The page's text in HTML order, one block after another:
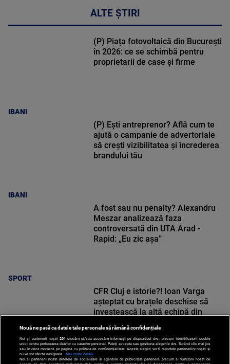
ALTE ȘTIRI
IBANI
(P) Piața fotovoltaică din București
în 2026: ce se schimbă pentru
proprietarii de case și firme
IBANI
(P) Ești antreprenor? Află cum te
ajută o campanie de advertoriale
să crești vizibilitatea și încrederea
brandului tău
SPORT
A fost sau nu penalty? Alexandru
Meszar analizează faza
controversată din UTA Arad -
Rapid: „Eu zic așa”
SPORT
CFR Cluj e istorie?! Ioan Varga
așteptat cu brațele deschise să
investească la altă echipă din
Nouă ne pasă ca datele tale personale să rămână confidențiale
Noi și partenerii noștri 201 stocăm și/sau accesăm informații pe dispozitivul dvs., precum identificatorii cookie
unici pentru prelucrarea datelor cu caracter personal. Puteți accepta sau gestiona alegerile dvs. făcând clic mai jos
sau în orice moment, pe pagina cu politica de confidențialitate. Aceste alegeri vor fi raportate partenerilor noștri și
nu vă vor afecta navigarea.
Mai multe detalii
Noi si partenerii nostri (retelele de socializare si agentiile de publicitate partenere, precum si furnizorii nostri de